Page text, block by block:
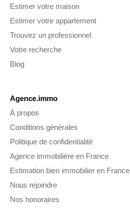
Estimer votre maison
Estimer votre appartement
Trouvez un professionnel
Votre recherche
Blog
Agence.immo
À propos
Conditions générales
Politique de confidentialité
Agence immobilière en France
Estimation bien immobilier en France
Nous rejoindre
Nos honoraires